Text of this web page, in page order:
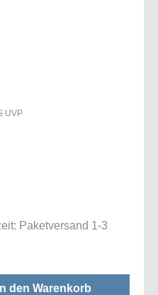
UVP
Paketversand 1-3
den gewünschten
In den Warenkorb